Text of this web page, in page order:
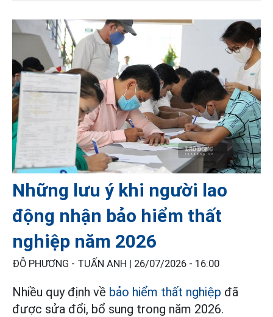
Những lưu ý khi người lao
động nhận bảo hiểm thất
nghiệp năm 2026
ĐỖ PHƯƠNG - TUẤN ANH | 26/07/2026 - 16:00
Nhiều quy định về bảo hiểm thất nghiệp đã
được sửa đổi, bổ sung trong năm 2026.